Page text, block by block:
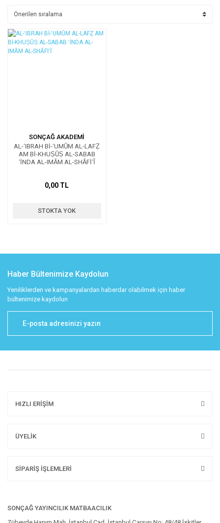
SONÇAĞ AKADEMİ
AL-ʻIBRAH Bİ-ʻUMŪM AL-LAFẒ
AM Bİ-KHUṢŪṢ AL-SABAB
ʻİNDA AL-IMĀM AL-SHĀFİʻĪ
0,00 TL
STOKTA YOK
Haber Bültenimize Kaydolun
Yeniliklerden ve kampanyalardan haberdar olabilmek için haber
bültenimize kaydolun
HIZLI ERİŞİM
ÜYELİK
SİPARİŞ İŞLEMLERİ
SONÇAĞ YAYINCILIK MATBAACILIK